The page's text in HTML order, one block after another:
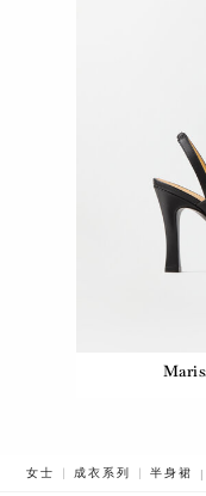
女士 成衣系列 半身裙